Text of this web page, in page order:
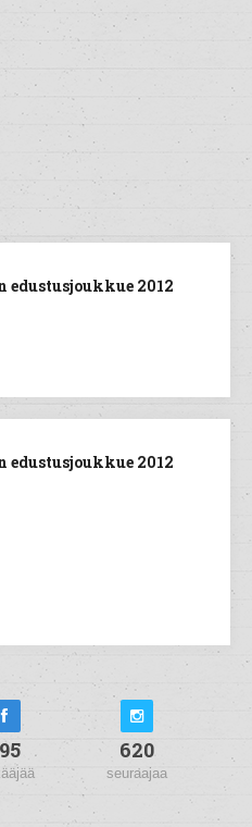
edustusjoukkue 2012
edustusjoukkue 2012
620
seuraajaa